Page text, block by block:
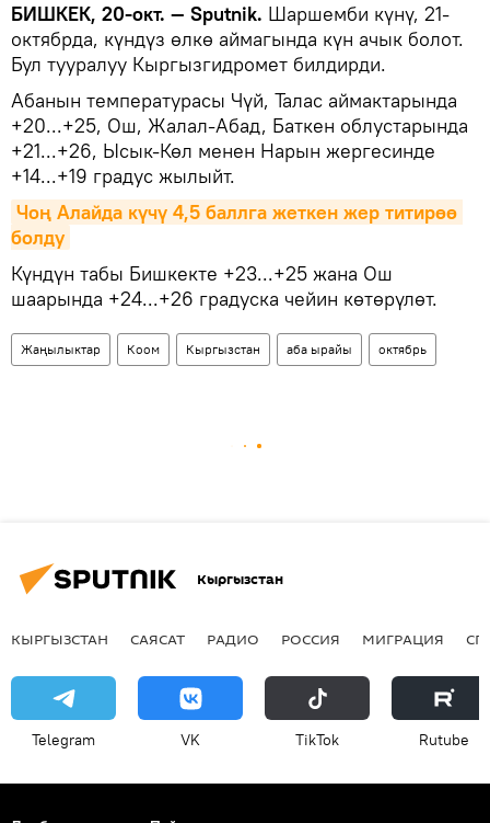
БИШКЕК, 20-окт. — Sputnik. Шаршемби күнү, 21-
октябрда, күндүз өлкө аймагында күн ачык болот.
Бул тууралуу Кыргызгидромет билдирди.
Абанын температурасы Чүй, Талас аймактарында
+20...+25, Ош, Жалал-Абад, Баткен облустарында
+21...+26, Ысык-Көл менен Нарын жергесинде
+14...+19 градус жылыйт.
Чоң Алайда күчү 4,5 баллга жеткен жер титирөө
болду
Күндүн табы Бишкекте +23...+25 жана Ош
шаарында +24...+26 градуска чейин көтөрүлөт.
Жаңылыктар Коом Кыргызстан аба ырайы октябрь
Кыргызстан
КЫРГЫЗСТАН САЯСАТ РАДИО РОССИЯ МИГРАЦИЯ
Telegram VK ТikТоk Rutube